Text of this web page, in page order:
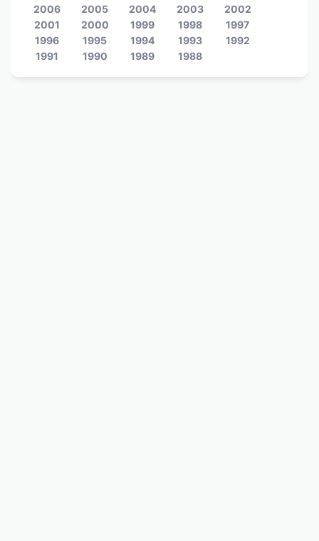
2006
2005 2004 2003
2002
2001
2000 1999 1998
1997
1996
1995 1994 1993
1992
1991
1990 1989 1988